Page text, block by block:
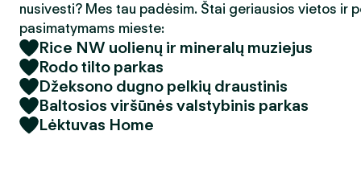
nusivesti? Mes tau padėsim. Štai geriausios vietos ir
pasimatymams mieste:
Rice NW uolienų ir mineralų muziejus
Rodo tilto parkas
Džeksono dugno pelkių draustinis
Baltosios viršūnės valstybinis parkas
Lėktuvas Home